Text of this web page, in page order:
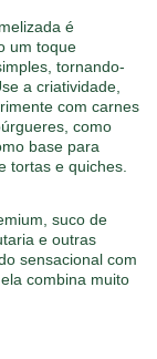
é
um toque
tornando-
a criatividade,
com carnes
como
base para
tortas e quiches.
suco de
e outras
sensacional com
combina muito